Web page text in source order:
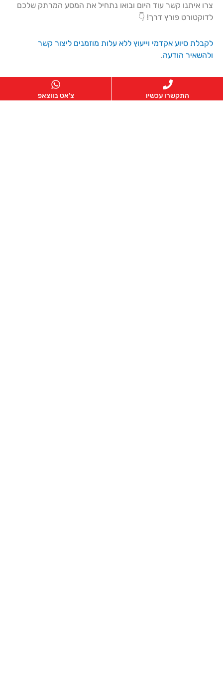
צרו איתנו קשר עוד היום ובואו נתחיל את המסע המרתק שלכם
לדוקטורט פורץ דרך! 👇
לקבלת סיוע אקדמי וייעוץ ללא עלות מוזמנים ליצור קשר
ולהשאיר הודעה.
מילות מפתח:
התקשרו עכשיו צ'אט בווצאפ